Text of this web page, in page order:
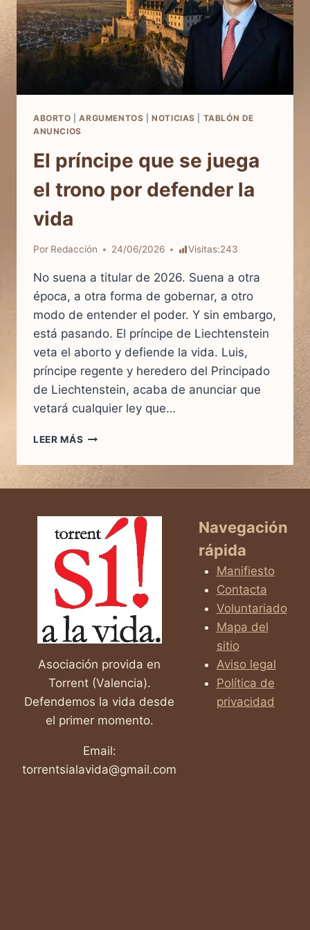
ABORTO |ARGUMENTOS |NOTICIAS
TABLÓN DE
ANUNCIOS
El príncipe que se juega
el trono por defender la
vida
Por Redacción 24/06/2026 Visitas:243
No suena a titular de 2026. Suena a otra
época, a otra forma de gobernar, a otro
modo de entender el poder. Y sin embargo,
está pasando. El príncipe de Liechtenstein
veta el aborto y defiende la vida. Luis,
príncipe regente y heredero del Principado
de Liechtenstein, acaba de anunciar que
vetará cualquier ley que…
LEER MÁS
QUE
TRONO
POR
DEFENDER
LA
VIDA
Asociación provida en
Torrent (Valencia).
Defendemos la vida desde
el primer momento.
Email:
torrentsialavida@gmail.com
Navegación
rápida
Manifiesto
Contacta
Voluntariado
Mapa del
sitio
Aviso legal
Política de
privacidad